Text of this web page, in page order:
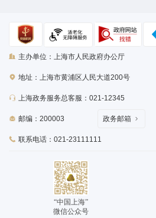
主办单位：上海市人民政府办公厅
地址：上海市黄浦区人民大道200号
上海政务服务总客服：021-12345
邮编：200003
联系电话：021-23111111
政务邮箱
“中国上海”
微信公众号